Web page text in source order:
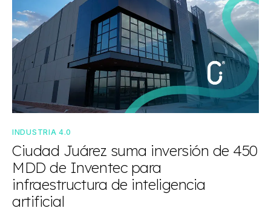
INDUSTRIA 4.0
Ciudad Juárez suma inversión de 450
MDD de Inventec para
infraestructura de inteligencia
artificial